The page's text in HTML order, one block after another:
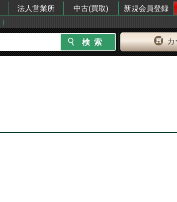
法人営業所 中古(買取) 新規会員登録
カ